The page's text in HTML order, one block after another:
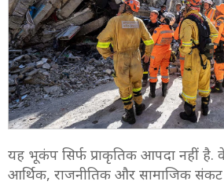
यह भूकंप सिर्फ प्राकृतिक आपदा नहीं
आर्थिक, राजनीतिक और सामाजिक